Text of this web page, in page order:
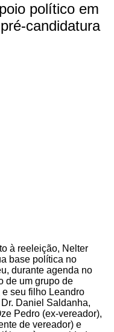
político em
candidatura
à reeleição, Nelter
base política no
durante agenda no
de um grupo de
seu filho Leandro
Daniel Saldanha,
Pedro (ex-vereador),
de vereador) e